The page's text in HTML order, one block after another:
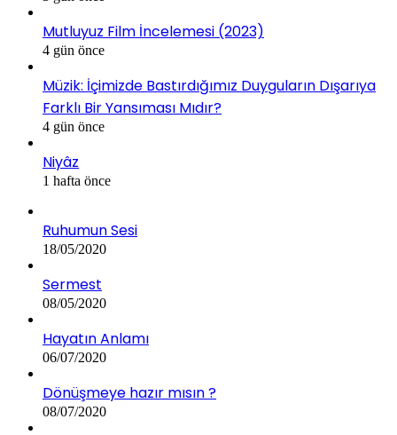
Mutluyuz Film İncelemesi (2023)
4 gün önce
Müzik: İçimizde Bastırdığımız Duyguların Dışarıya
Farklı Bir Yansıması Mıdır?
4 gün önce
Niyâz
1 hafta önce
Ruhumun Sesi
18/05/2020
Sermest
08/05/2020
Hayatın Anlamı
06/07/2020
Dönüşmeye hazır mısın ?
08/07/2020